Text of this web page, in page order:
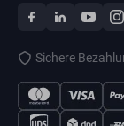
Sichere